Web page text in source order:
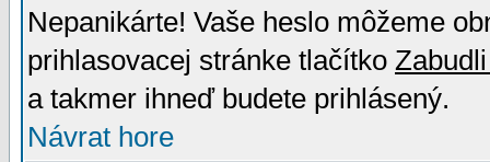
Nepanikárte! Vaše heslo môžeme
prihlasovacej stránke tlačítko
a takmer ihneď budete prihlásený.
Návrat hore